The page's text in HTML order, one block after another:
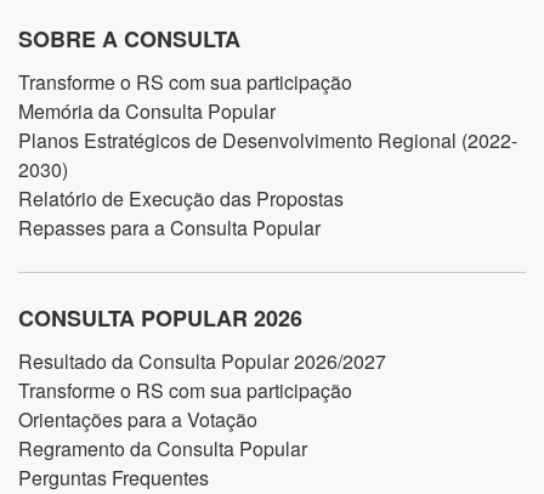
SOBRE A CONSULTA
Transforme o RS com sua participação
Memória da Consulta Popular
Planos Estratégicos de Desenvolvimento Regional (2022-
2030)
Relatório de Execução das Propostas
Repasses para a Consulta Popular
CONSULTA POPULAR 2026
Resultado da Consulta Popular 2026/2027
Transforme o RS com sua participação
Orientações para a Votação
Regramento da Consulta Popular
Perguntas Frequentes